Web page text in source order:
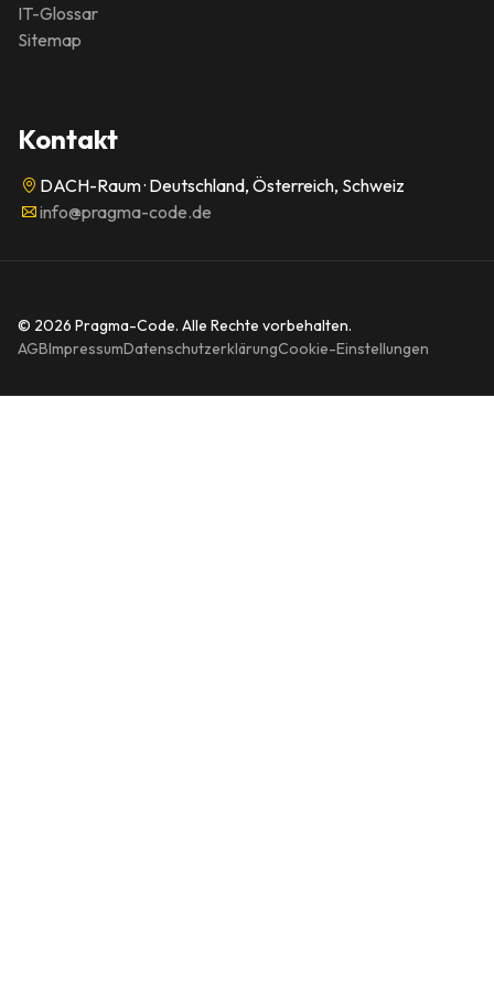
IT-Glossar
Sitemap
Kontakt
DACH-Raum · Deutschland, Österreich, Schweiz
info@pragma-code.de
© 2026 Pragma-Code. Alle Rechte vorbehalten.
AGBImpressumDatenschutzerklärungCookie-Einstellungen